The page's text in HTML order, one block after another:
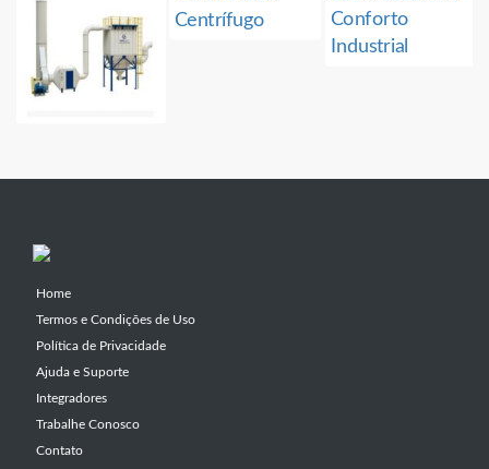
Home
Termos e Condições de Uso
Política de Privacidade
Ajuda e Suporte
Integradores
Trabalhe Conosco
Contato